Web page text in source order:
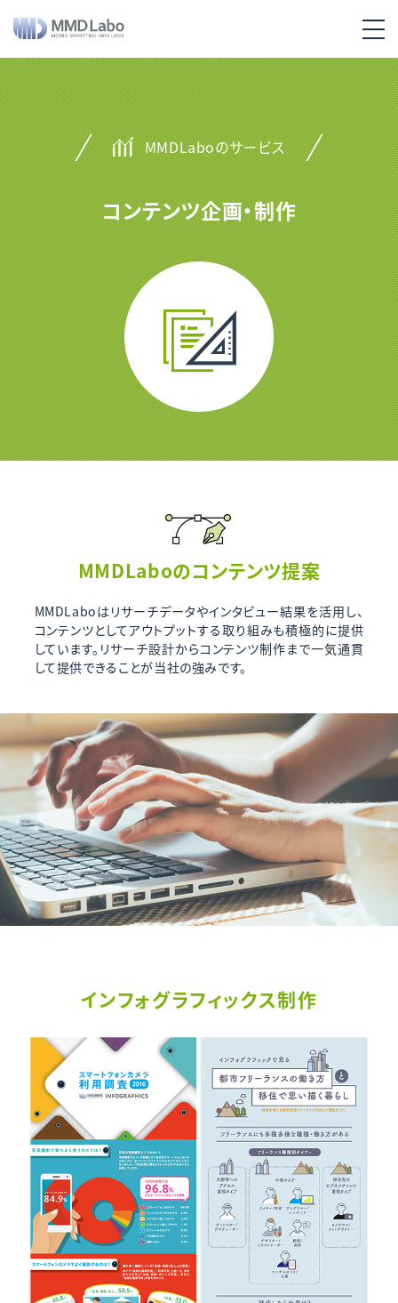
MMDLaboのサービス
コンテンツ企画・制作
MMDLaboのコンテンツ提案
MMDLaboはリサーチデータやインタビュー結果を活用し、
コンテンツとしてアウトプットする取り組みも積極的に提供
しています。リサーチ設計からコンテンツ制作まで一気通貫
して提供できることが当社の強みです。
インフォグラフィックス制作